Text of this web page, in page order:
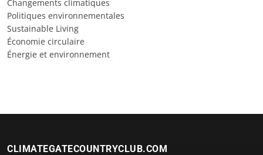
Changements climatiques
Politiques environnementales
Sustainable Living
Économie circulaire
Énergie et environnement
CLIMATEGATECOUNTRYCLUB.COM